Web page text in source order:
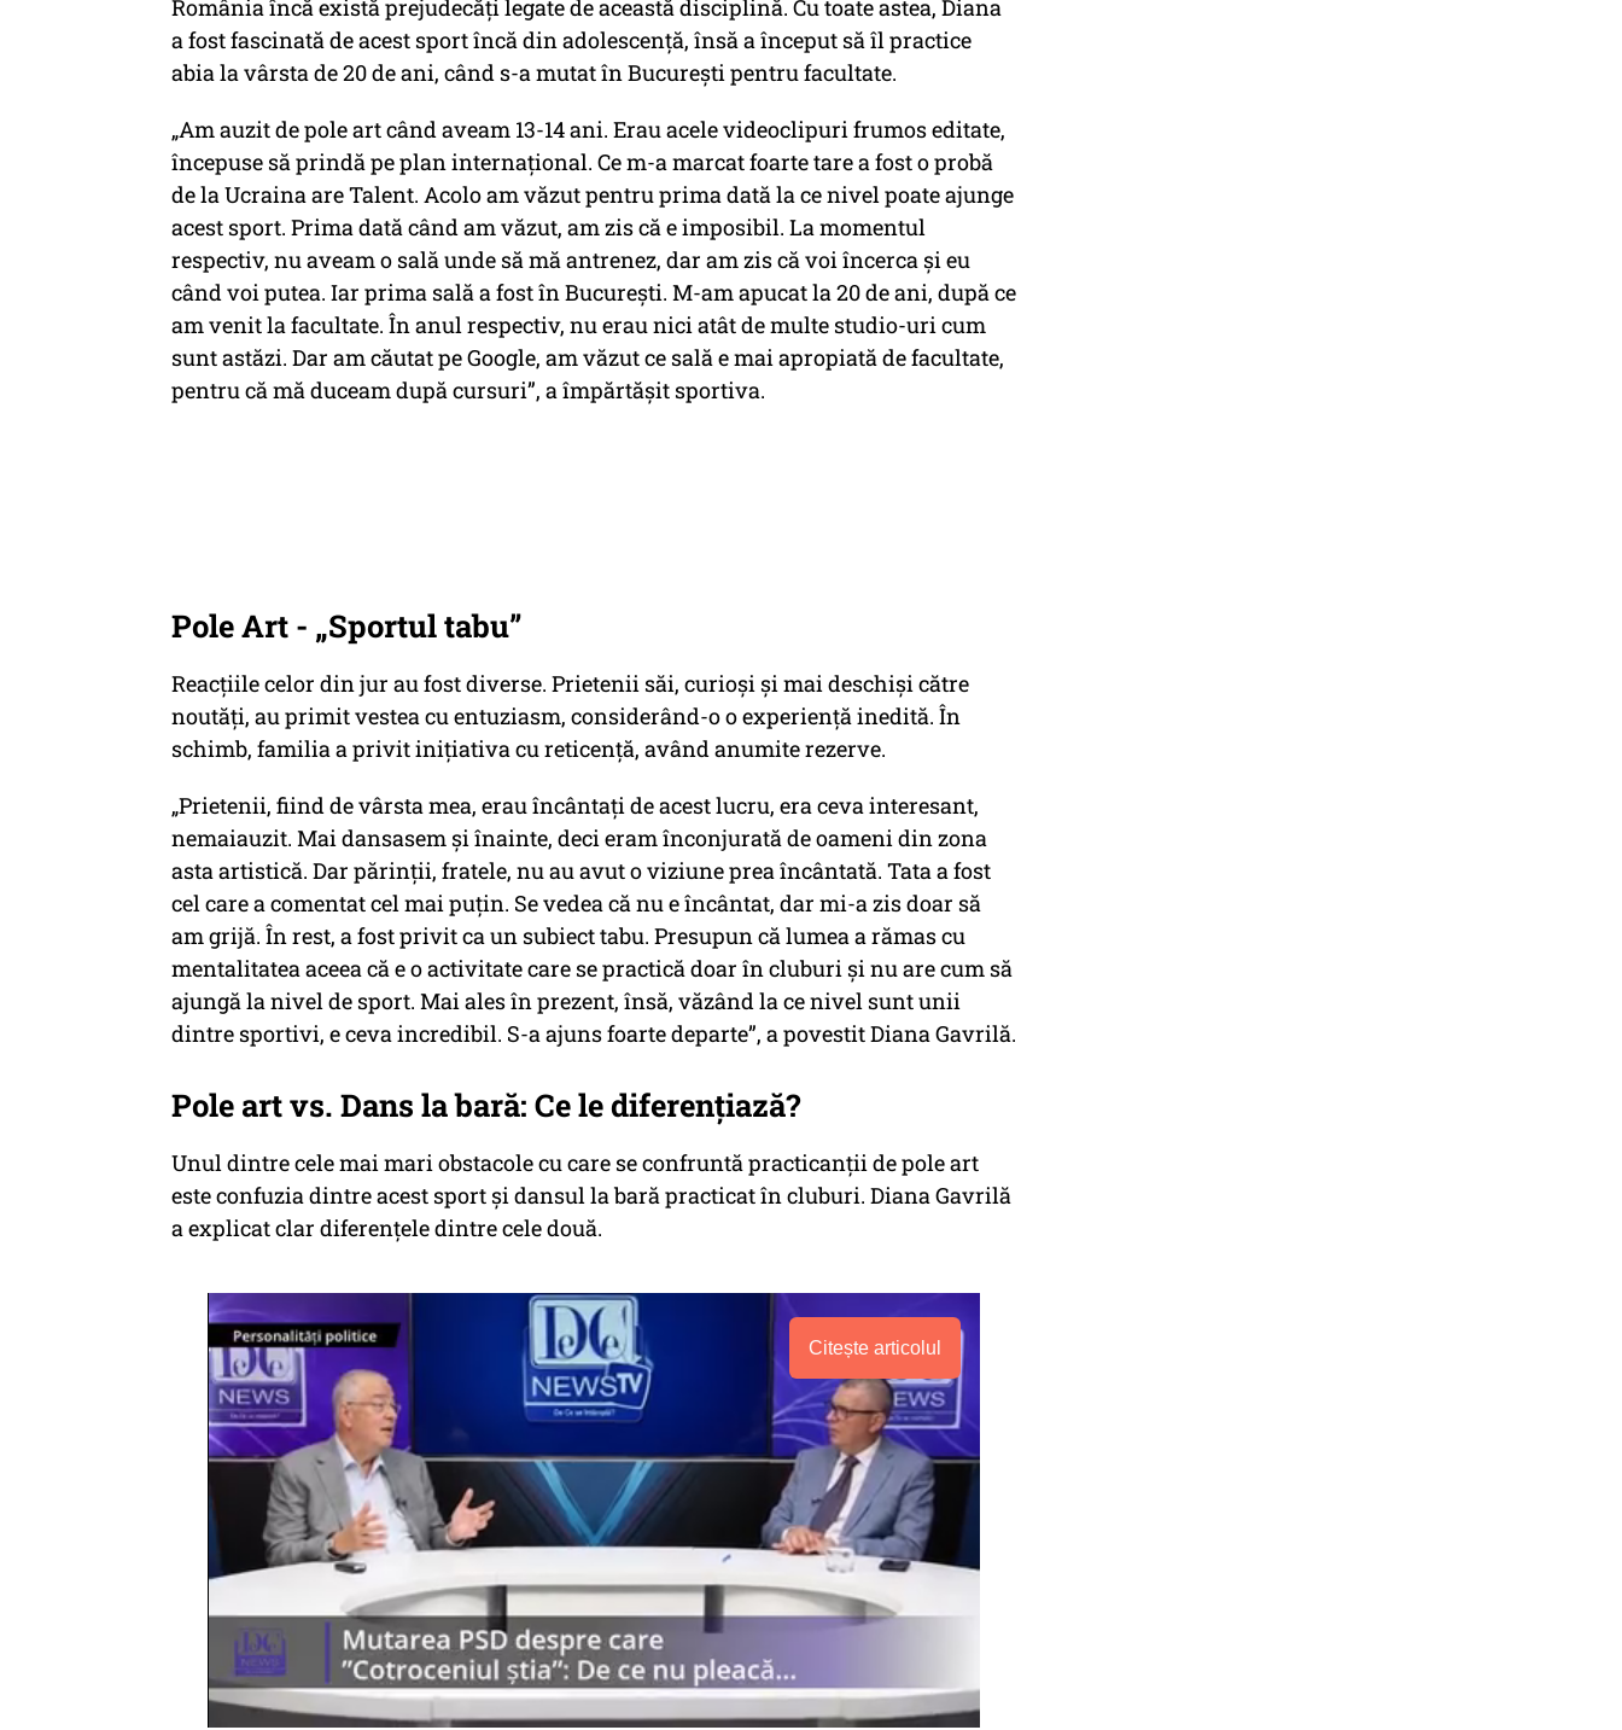
România încă există prejudecăți legate de această disciplină. Cu toate astea, Diana
a fost fascinată de acest sport încă din adolescență, însă a început să îl practice
abia la vârsta de 20 de ani, când s-a mutat în București pentru facultate.
„Am auzit de pole art când aveam 13-14 ani. Erau acele videoclipuri frumos editate,
începuse să prindă pe plan internaţional. Ce m-a marcat foarte tare a fost o probă
de la Ucraina are Talent. Acolo am văzut pentru prima dată la ce nivel poate ajunge
acest sport. Prima dată când am văzut, am zis că e imposibil. La momentul
respectiv, nu aveam o sală unde să mă antrenez, dar am zis că voi încerca şi eu
când voi putea. Iar prima sală a fost în Bucureşti. M-am apucat la 20 de ani, după ce
am venit la facultate. În anul respectiv, nu erau nici atât de multe studio-uri cum
sunt astăzi. Dar am căutat pe Google, am văzut ce sală e mai apropiată de facultate,
pentru că mă duceam după cursuri”, a împărtășit sportiva.
Pole Art - „Sportul tabu”
Reacțiile celor din jur au fost diverse. Prietenii săi, curioși și mai deschiși către
noutăți, au primit vestea cu entuziasm, considerând-o o experiență inedită. În
schimb, familia a privit inițiativa cu reticență, având anumite rezerve.
„Prietenii, fiind de vârsta mea, erau încântaţi de acest lucru, era ceva interesant,
nemaiauzit. Mai dansasem şi înainte, deci eram înconjurată de oameni din zona
asta artistică. Dar părinţii, fratele, nu au avut o viziune prea încântată. Tata a fost
cel care a comentat cel mai puţin. Se vedea că nu e încântat, dar mi-a zis doar să
am grijă. În rest, a fost privit ca un subiect tabu. Presupun că lumea a rămas cu
mentalitatea aceea că e o activitate care se practică doar în cluburi şi nu are cum să
ajungă la nivel de sport. Mai ales în prezent, însă, văzând la ce nivel sunt unii
dintre sportivi, e ceva incredibil. S-a ajuns foarte departe”, a povestit Diana Gavrilă.
Pole art vs. Dans la bară: Ce le diferențiază?
Unul dintre cele mai mari obstacole cu care se confruntă practicanții de pole art
este confuzia dintre acest sport și dansul la bară practicat în cluburi. Diana Gavrilă
a explicat clar diferențele dintre cele două.
Citește articolul